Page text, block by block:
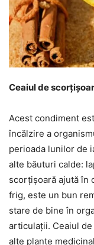
Ceaiul de
Acest condiment
încălzire a
perioada lunilor de
alte băuturi calde:
scorțișoară ajută în
frig, este un bun
stare de bine în
articulații. Ceaiul
alte plante